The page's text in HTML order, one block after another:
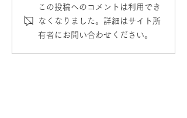
2026年 ゴールデンウィー
ク休業のお知らせ
この投稿へのコメントは利用でき
なくなりました。詳細はサイト所
有者にお問い合わせください。